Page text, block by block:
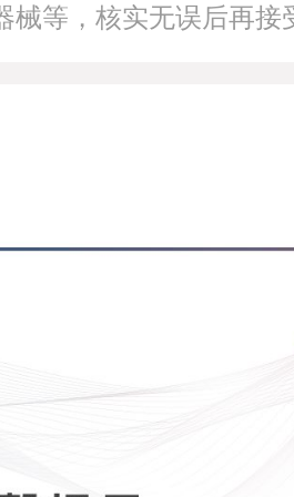
械等，核实无误后再接